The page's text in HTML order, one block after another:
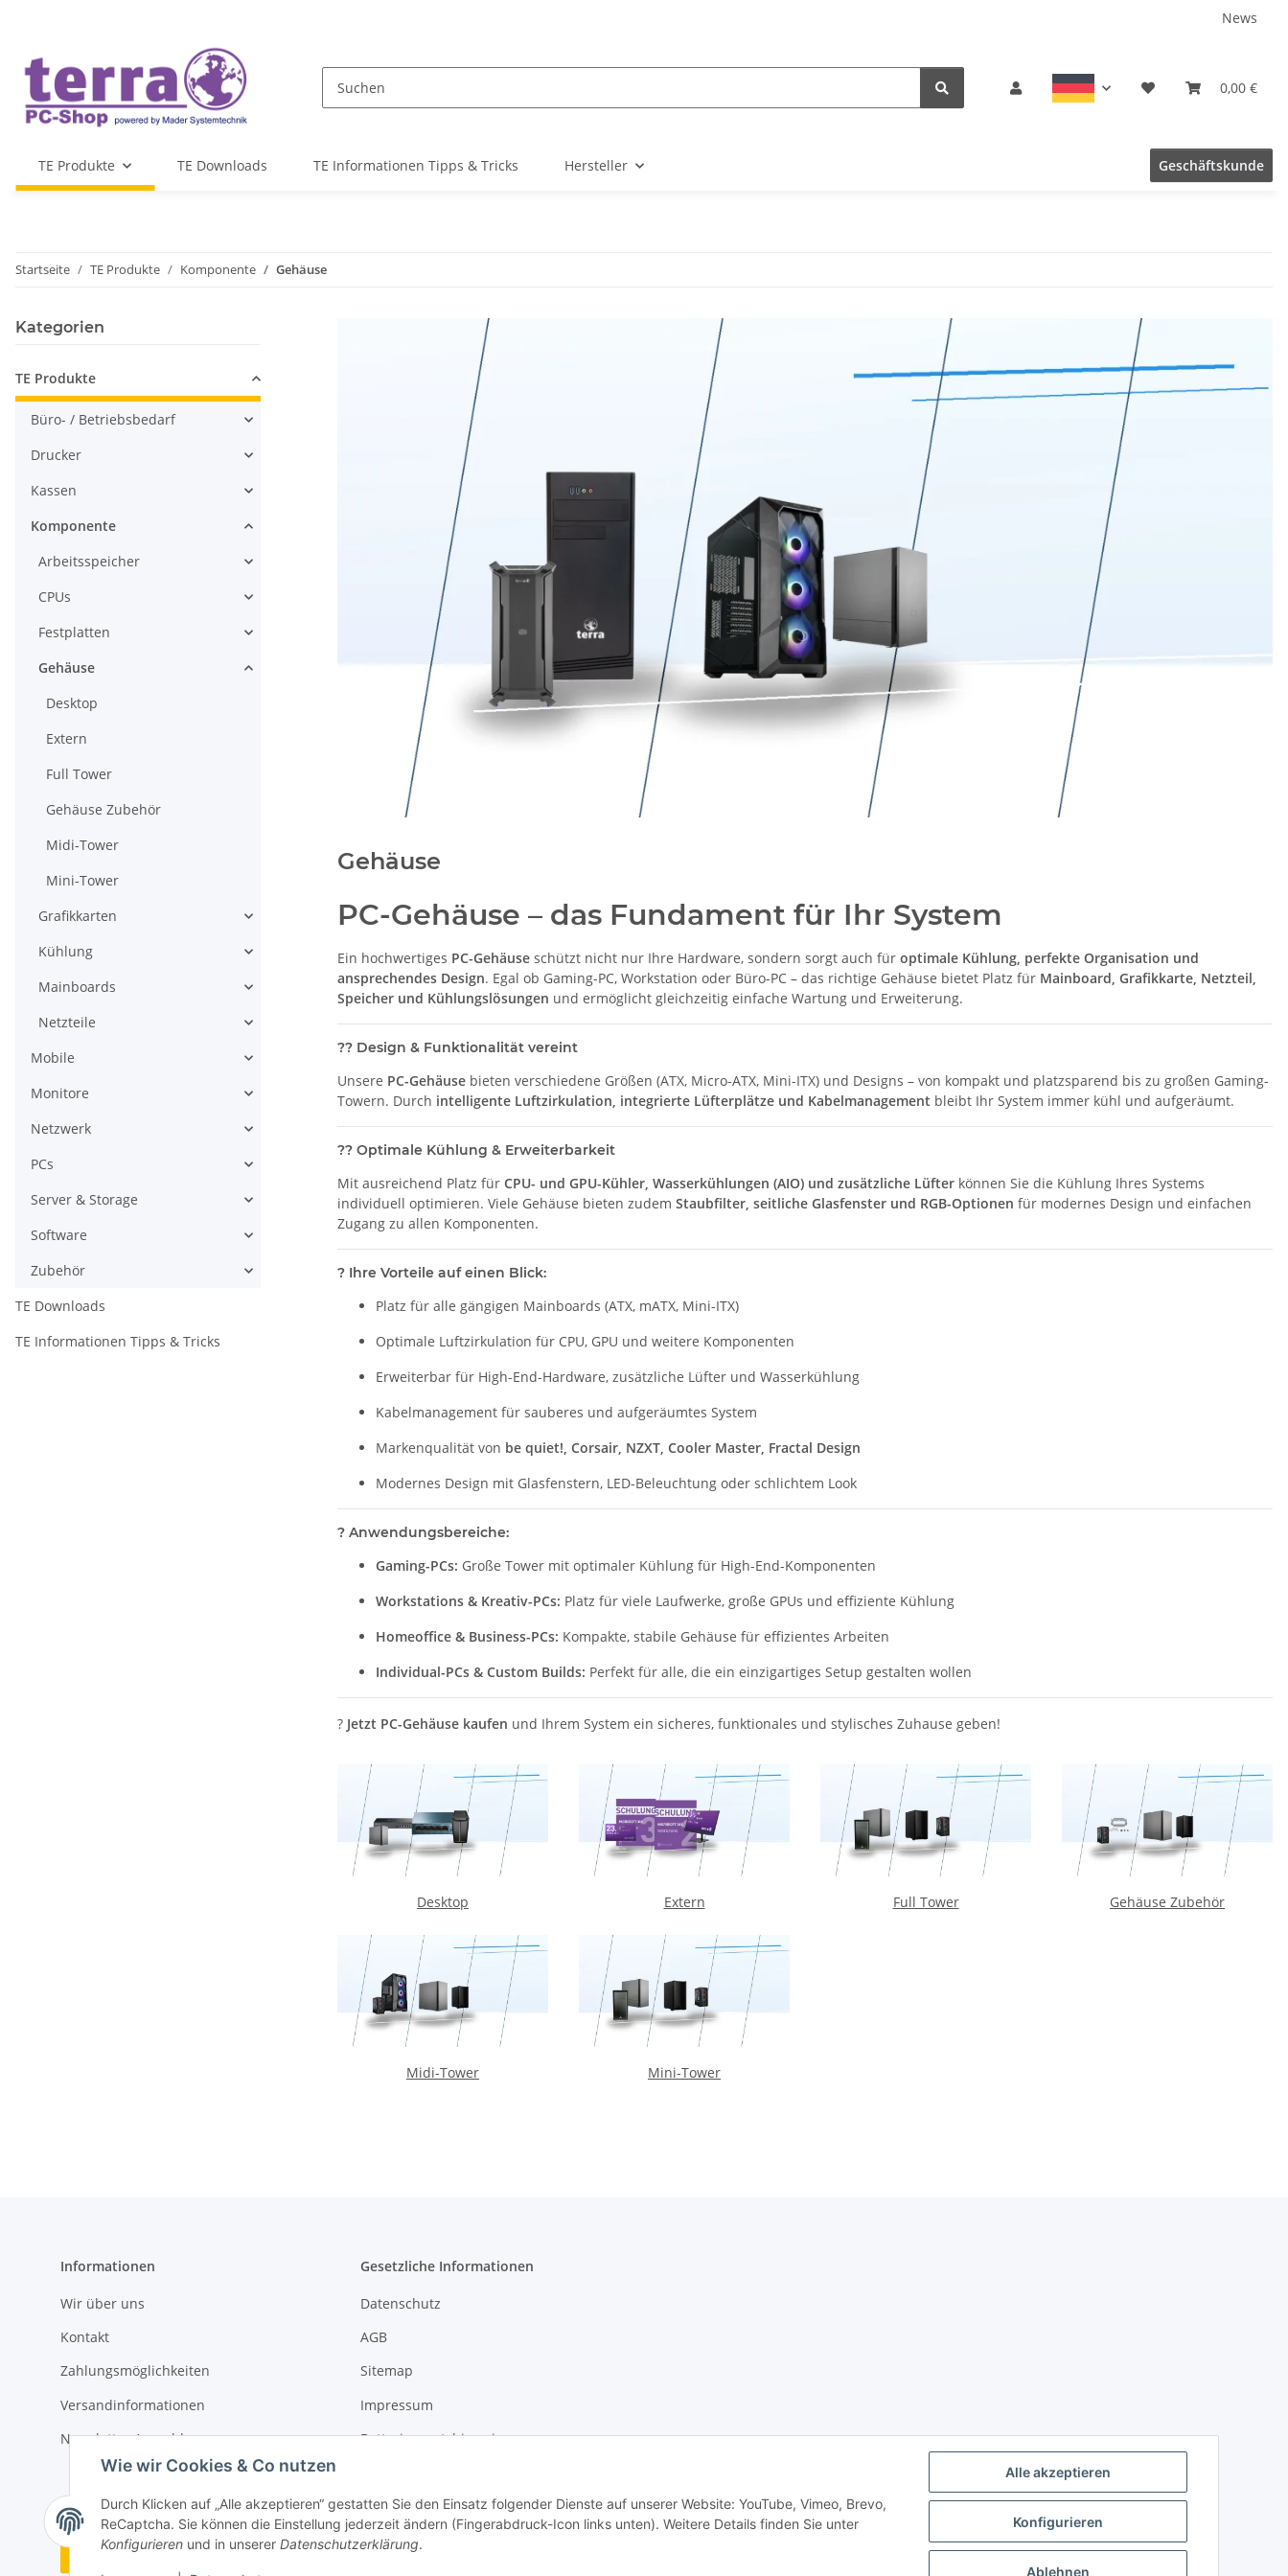
Alle akzeptieren
Konfigurieren
Ablehnen
Wie wir Cookies & Co nutzen
Durch Klicken auf „Alle akzeptieren“ gestatten Sie den Einsatz folgender Dienste auf unserer Website: YouTube, Vimeo, Brevo,
ReCaptcha. Sie können die Einstellung jederzeit ändern (Fingerabdruck-Icon links unten). Weitere Details finden Sie unter
Konfigurieren und in unserer Datenschutzerklärung.
News
0,00 €
TE Produkte TE Downloads TE Informationen Tipps & Tricks Hersteller Geschäftskunde
Startseite TE Produkte Komponente Gehäuse
Gehäuse
PC-Gehäuse – das Fundament für Ihr System
Ein hochwertiges PC-Gehäuse schützt nicht nur Ihre Hardware, sondern sorgt auch für optimale Kühlung, perfekte Organisation und
ansprechendes Design. Egal ob Gaming-PC, Workstation oder Büro-PC – das richtige Gehäuse bietet Platz für Mainboard, Grafikkarte, Netzteil,
Speicher und Kühlungslösungen und ermöglicht gleichzeitig einfache Wartung und Erweiterung.
?? Design & Funktionalität vereint
Unsere PC-Gehäuse bieten verschiedene Größen (ATX, Micro-ATX, Mini-ITX) und Designs – von kompakt und platzsparend bis zu großen Gaming-
Towern. Durch intelligente Luftzirkulation, integrierte Lüfterplätze und Kabelmanagement bleibt Ihr System immer kühl und aufgeräumt.
?? Optimale Kühlung & Erweiterbarkeit
Mit ausreichend Platz für CPU- und GPU-Kühler, Wasserkühlungen (AIO) und zusätzliche Lüfter können Sie die Kühlung Ihres Systems
individuell optimieren. Viele Gehäuse bieten zudem Staubfilter, seitliche Glasfenster und RGB-Optionen für modernes Design und einfachen
Zugang zu allen Komponenten.
? Ihre Vorteile auf einen Blick:
Platz für alle gängigen Mainboards (ATX, mATX, Mini-ITX)
Optimale Luftzirkulation für CPU, GPU und weitere Komponenten
Erweiterbar für High-End-Hardware, zusätzliche Lüfter und Wasserkühlung
Kabelmanagement für sauberes und aufgeräumtes System
Markenqualität von be quiet!, Corsair, NZXT, Cooler Master, Fractal Design
Modernes Design mit Glasfenstern, LED-Beleuchtung oder schlichtem Look
? Anwendungsbereiche:
Gaming-PCs: Große Tower mit optimaler Kühlung für High-End-Komponenten
Workstations & Kreativ-PCs: Platz für viele Laufwerke, große GPUs und effiziente Kühlung
Homeoffice & Business-PCs: Kompakte, stabile Gehäuse für effizientes Arbeiten
Individual-PCs & Custom Builds: Perfekt für alle, die ein einzigartiges Setup gestalten wollen
? Jetzt PC-Gehäuse kaufen und Ihrem System ein sicheres, funktionales und stylisches Zuhause geben!
Desktop Extern Full Tower Gehäuse Zubehör
Midi-Tower Mini-Tower
Kategorien
TE Produkte
Büro- / Betriebsbedarf
Drucker
Kassen
Komponente
Arbeitsspeicher
CPUs
Festplatten
Gehäuse
Desktop
Extern
Full Tower
Gehäuse Zubehör
Midi-Tower
Mini-Tower
Grafikkarten
Kühlung
Mainboards
Netzteile
Mobile
Monitore
Netzwerk
PCs
Server & Storage
Software
Zubehör
TE Downloads
TE Informationen Tipps & Tricks
Informationen
Wir über uns
Kontakt
Zahlungsmöglichkeiten
Versandinformationen
Newsletter Anmeldung
Gesetzliche Informationen
Datenschutz
AGB
Sitemap
Impressum
Batteriegesetzhinweise
Vertrag widerrufen